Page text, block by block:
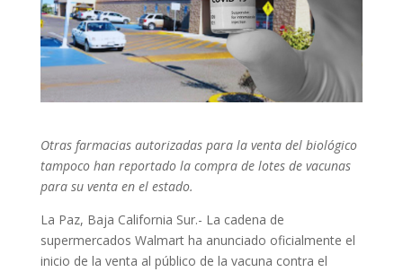
Otras farmacias autorizadas para la venta del biológico
tampoco han reportado la compra de lotes de vacunas
para su venta en el estado.
La Paz, Baja California Sur.- La cadena de
supermercados Walmart ha anunciado oficialmente el
inicio de la venta al público de la vacuna contra el